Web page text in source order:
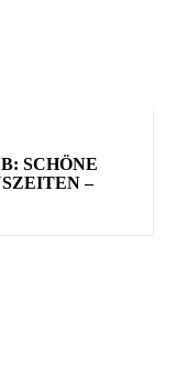
SCHÖNE
–